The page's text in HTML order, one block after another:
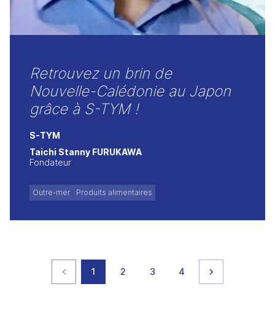
Retrouvez un brin de
Nouvelle-Calédonie au Japon
grâce à S-TYM !
S-TYM
Taichi Stanny FURUKAWA
Fondateur
Outre-mer Produits alimentaires
Page précédente
page
1 page
2 page
3 page
4